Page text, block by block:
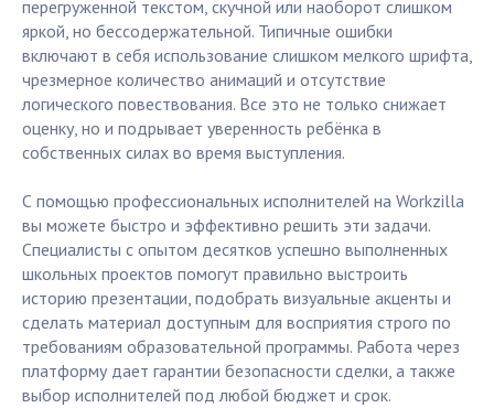
перегруженной текстом, скучной или наоборот слишком
яркой, но бессодержательной. Типичные ошибки
включают в себя использование слишком мелкого шрифта,
чрезмерное количество анимаций и отсутствие
логического повествования. Все это не только снижает
оценку, но и подрывает уверенность ребёнка в
собственных силах во время выступления.
С помощью профессиональных исполнителей на Workzilla
вы можете быстро и эффективно решить эти задачи.
Специалисты с опытом десятков успешно выполненных
школьных проектов помогут правильно выстроить
историю презентации, подобрать визуальные акценты и
сделать материал доступным для восприятия строго по
требованиям образовательной программы. Работа через
платформу дает гарантии безопасности сделки, а также
выбор исполнителей под любой бюджет и срок.